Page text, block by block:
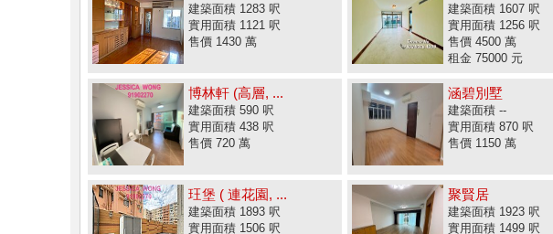
建築面積 1283 呎
實用面積 1121 呎
售價 1430 萬
建築面積 1607 呎
實用面積 1256 呎
售價 4500 萬
租金 75000 元
博林軒 (高層, ...
建築面積 590 呎
實用面積 438 呎
售價 720 萬
涵碧別墅
建築面積 --
實用面積 870 呎
售價 1150 萬
玨堡 ( 連花園, ...
建築面積 1893 呎
實用面積 1506 呎
聚賢居
建築面積 1923 呎
實用面積 1499 呎